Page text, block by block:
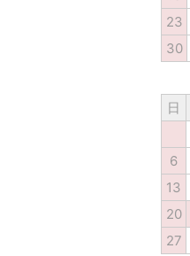
23
30
日
6
13
20
27